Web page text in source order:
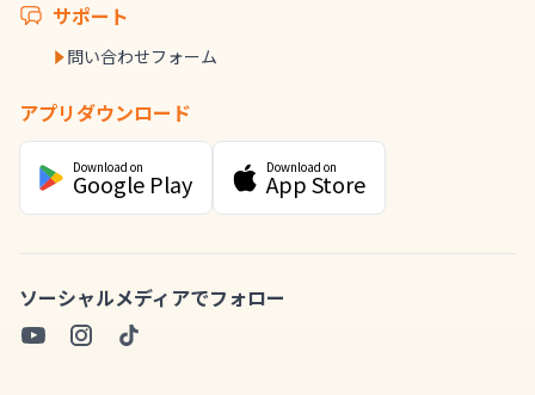
サポート
問い合わせフォーム
アプリダウンロード
Download on
Google Play
Download on
App Store
ソーシャルメディアでフォロー